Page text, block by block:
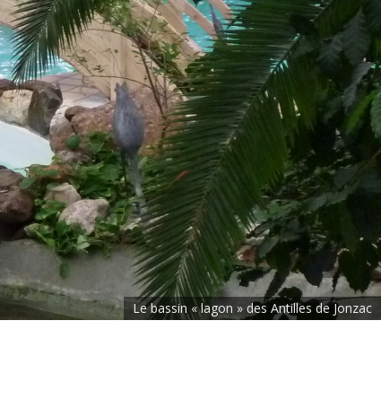
Le bassin « lagon » des Antilles de Jonzac